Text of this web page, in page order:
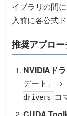
イブラリの間
入前に各公式
推奨アプロ
NVIDIAド
デート」→
drivers
コ